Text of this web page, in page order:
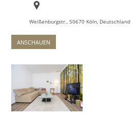
Weißenburgstr., 50670 Köln, Deutschland
ANSCHAUEN